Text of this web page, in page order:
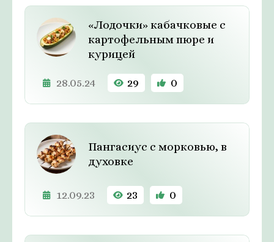
«Лодочки» кабачковые с
картофельным пюре и
курицей
28.05.24 29 0
Пангасиус с морковью, в
духовке
12.09.23 23 0